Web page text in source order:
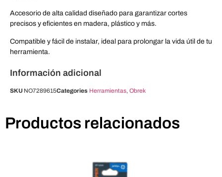
Accesorio de alta calidad diseñado para garantizar cortes
precisos y eficientes en madera, plástico y más.
Compatible y fácil de instalar, ideal para prolongar la vida útil de tu
herramienta.
Información adicional
SKU NO7289615Categories Herramientas, Obrek
Productos relacionados